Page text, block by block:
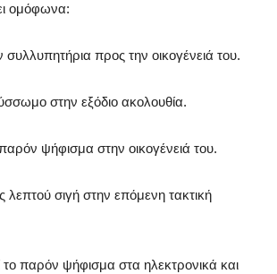
ομόφωνα:
συλλυπητήρια προς την οικογένειά του.
στην εξόδιο ακολουθία.
ψήφισμα στην οικογένειά του.
λεπτού σιγή στην επόμενη τακτική
το παρόν ψήφισμα στα ηλεκτρονικά και